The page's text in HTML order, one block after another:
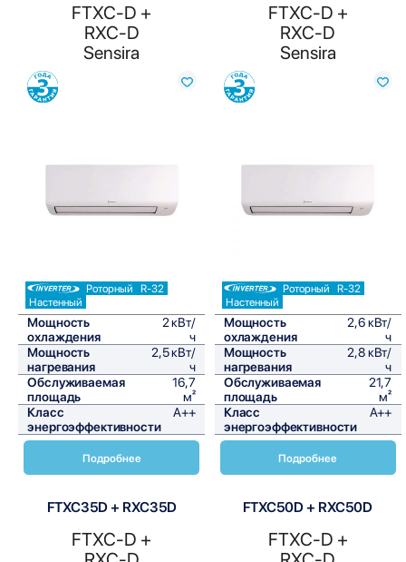
FTXC-D +
RXC-D
Sensira
Сравнить
Роторный
R-32
Настенный
Мощность
охлаждения
2 кВт/
ч
Мощность
нагревания
2,5 кВт/
ч
Обслуживаемая
площадь
16,7
м²
Класс
энергоэффективности
A++
Подробнее
FTXC-D +
RXC-D
Sensira
Сравнить
Роторный
R-32
Настенный
Мощность
охлаждения
2,6 кВт/
ч
Мощность
нагревания
2,8 кВт/
ч
Обслуживаемая
площадь
21,7
м²
Класс
энергоэффективности
A++
Подробнее
FTXC35D + RXC35D
FTXC-D +
FTXC50D + RXC50D
FTXC-D +